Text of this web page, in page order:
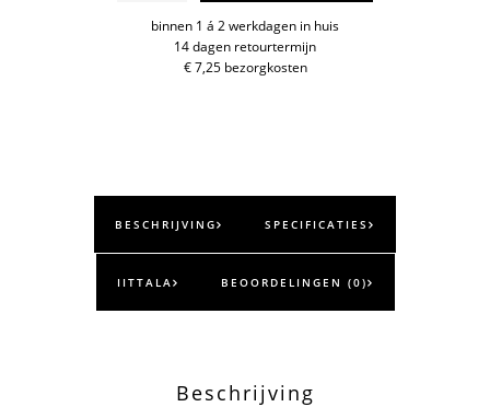
15cmbinnen 1 á 2 werkdagen in huis
14 dagen retourtermijn
€ 7,25 bezorgkosten
BESCHRIJVING SPECIFICATIES
IITTALA BEOORDELINGEN (0)
Beschrijving